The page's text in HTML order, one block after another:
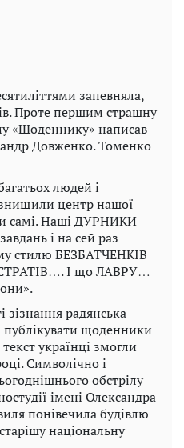
запевняла,
Проте першим страшну
«Щоденнику» написав
Довженко. Томенко
людей і
центр нашої
самі. Наші ДУРНИКИ
і на сей раз
стилю БЕЗБАТЧЕНКІВ
І що ЛАВРУ…
зізнання радянська
публікувати щоденники
українці змогли
Символічно і
обстрілу
імені Олександра
понівечила будівлю
національну